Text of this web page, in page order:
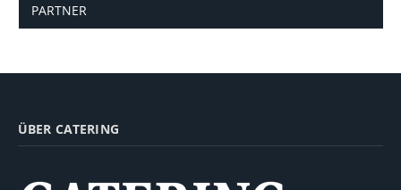
PARTNER
ÜBER CATERING